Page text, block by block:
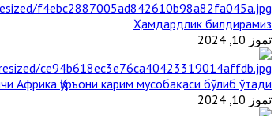
Ҳамдардлик билдирамиз
تموز 10, 2024
Aфрика Қуръони карим мусобақаси бўлиб ўтади
تموز 10, 2024